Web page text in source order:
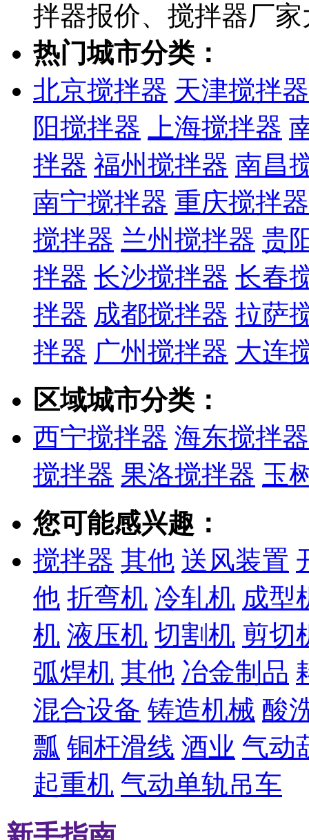
拌器报价、搅拌器厂
热门城市分类：
北京搅拌器 天津搅拌器
阳搅拌器
上海搅拌器
拌器 福州搅拌器 南昌
南宁搅拌器 重庆搅拌器
搅拌器 兰州搅拌器 贵
拌器 长沙搅拌器 长春
拌器 成都搅拌器 拉萨
拌器 广州搅拌器 大连
区域城市分类：
西宁搅拌器 海东搅拌器
搅拌器 果洛搅拌器 玉
您可能感兴趣：
搅拌器 其他 送风装置
他 折弯机 冷轧机 成型
机 液压机 切割机 剪切
弧焊机 其他 冶金制品
混合设备 铸造机械 酸
瓢 铜杆滑线 酒业 气动
起重机 气动单轨吊车